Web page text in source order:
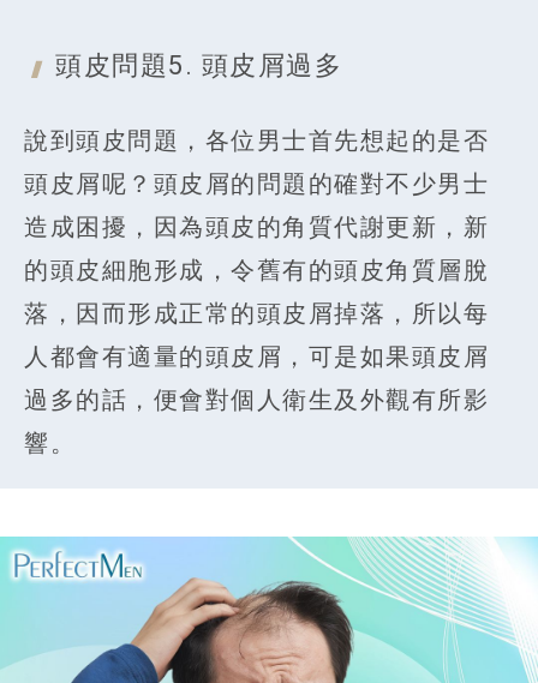
頭皮問題5. 頭皮屑過多
說到頭皮問題，各位男士首先想起的是否
頭皮屑呢？頭皮屑的問題的確對不少男士
造成困擾，因為頭皮的角質代謝更新，新
的頭皮細胞形成，令舊有的頭皮角質層脫
落，因而形成正常的頭皮屑掉落，所以每
人都會有適量的頭皮屑，可是如果頭皮屑
過多的話，便會對個人衛生及外觀有所影
響。